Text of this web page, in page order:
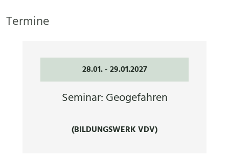
Termine
28.01. -29.01.2027
Seminar: Geogefahren
(BILDUNGSWERK VDV)